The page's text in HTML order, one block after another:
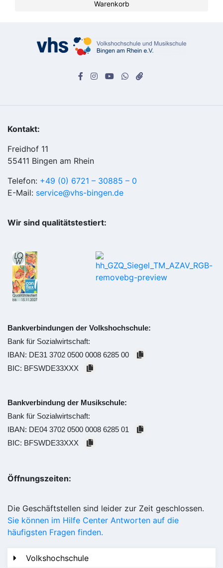
Warenkorb
Kontakt:
Freidhof 11
55411 Bingen am Rhein
Telefon: +49 (0) 6721 – 30885 – 0
E-Mail: service@vhs-bingen.de
Wir sind qualitätstestiert:
Bankverbindungen der Volkshochschule:
Bank für Sozialwirtschaft:
IBAN: DE31 3702 0500 0008 6285 00
BIC: BFSWDE33XXX
Bankverbindung der Musikschule:
Bank für Sozialwirtschaft:
IBAN: DE04 3702 0500 0008 6285 01
BIC: BFSWDE33XXX
Öffnungszeiten:
Die Geschäftstellen sind leider zur Zeit geschlossen.
Sie können im Hilfe Center Antworten auf die
häufigsten Fragen finden.
Volkshochschule